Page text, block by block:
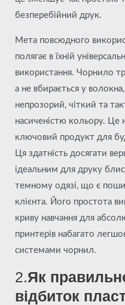
безперебійний друк.
Мета повсюдного
полягає в їхній
використання. Чорнило
а не вбирається у
непрозорий, чіткий та
насиченістю кольору. Це
ключовий продукт для
Ця здатність досягати
ідеальним для друку
темному одязі, що є
клієнта. Його простота
криву навчання для
принтерів набагато
системами чорнил.
2.Як
відбиток